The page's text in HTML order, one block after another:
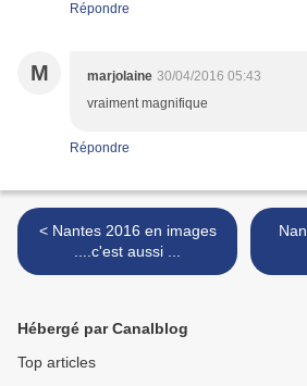
Répondre
M marjolaine 30/04/2016 05:43
vraiment magnifique
Répondre
< Nantes 2016 en images
....c'est aussi ...
Hébergé par Canalblog
Top articles